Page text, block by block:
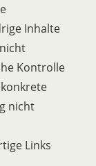
Inhalte
Kontrolle
nicht
Links